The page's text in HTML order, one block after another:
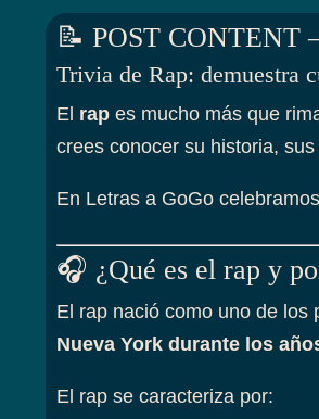
📝 POST CONTENT
Trivia de Rap: demuestra
El rapes mucho más que
crees conocer su historia,
En Letras a GoGo
🎧 ¿Qué es el rap y
El rap nació como uno de los
Nueva York durante los
El rap se caracteriza por: